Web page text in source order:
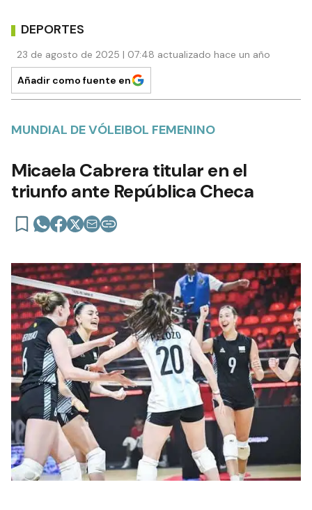
DEPORTES
23 de agosto de 2025 | 07:48 actualizado hace un año
Añadir como fuente en
MUNDIAL DE VÓLEIBOL FEMENINO
Micaela Cabrera titular en el
triunfo ante República Checa